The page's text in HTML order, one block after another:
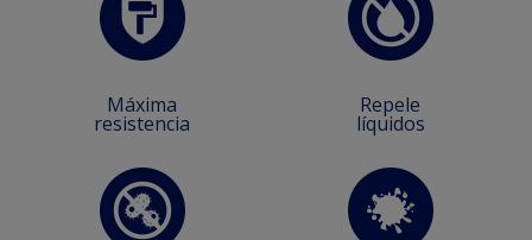
Máxima
resistencia
Repele
líquidos